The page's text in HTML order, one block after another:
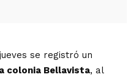
se registró un
colonia Bellavista, al